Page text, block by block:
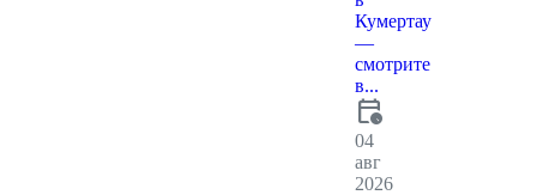
Кумертау
—
смотрите
в...
calendar_clock
04
авг
2026